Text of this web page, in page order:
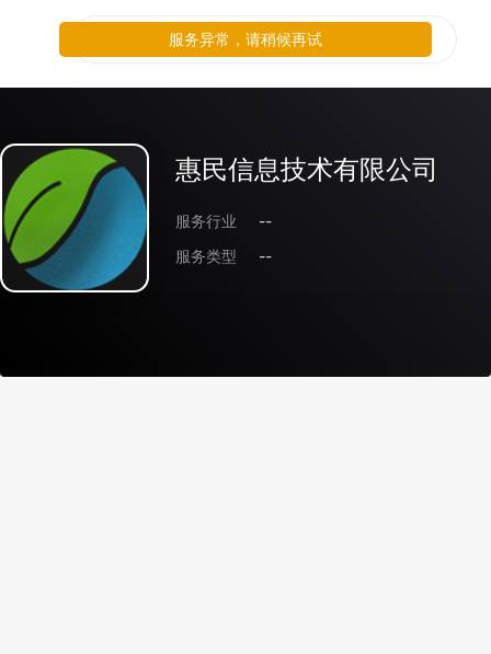
惠民信息技术有限公司
服务行业
--
服务类型
--
服务异常，请稍候再试